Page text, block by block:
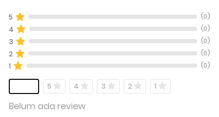
5 (0)
4 (0)
3 (0)
2 (0)
1 (0)
5 4 3 2 1
Belum ada review